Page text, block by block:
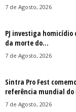
7 de Agosto, 2026
PJ investiga
da morte do...
7 de Agosto, 2026
Sintra Pro Fest
referência mundial do
7 de Agosto, 2026